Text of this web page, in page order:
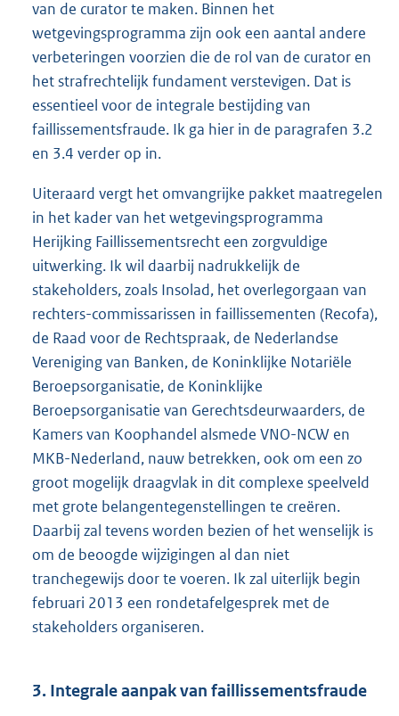
van de curator te maken. Binnen het
wetgevingsprogramma zijn ook een aantal andere
verbeteringen voorzien die de rol van de curator en
het strafrechtelijk fundament verstevigen. Dat is
essentieel voor de integrale bestijding van
faillissementsfraude. Ik ga hier in de paragrafen 3.2
en 3.4 verder op in.
Uiteraard vergt het omvangrijke pakket maatregelen
in het kader van het wetgevingsprogramma
Herijking Faillissementsrecht een zorgvuldige
uitwerking. Ik wil daarbij nadrukkelijk de
stakeholders, zoals Insolad, het overlegorgaan van
rechters-commissarissen in faillissementen (Recofa),
de Raad voor de Rechtspraak, de Nederlandse
Vereniging van Banken, de Koninklijke Notariële
Beroepsorganisatie, de Koninklijke
Beroepsorganisatie van Gerechtsdeurwaarders, de
Kamers van Koophandel alsmede VNO-NCW en
MKB-Nederland, nauw betrekken, ook om een zo
groot mogelijk draagvlak in dit complexe speelveld
met grote belangentegenstellingen te creëren.
Daarbij zal tevens worden bezien of het wenselijk is
om de beoogde wijzigingen al dan niet
tranchegewijs door te voeren. Ik zal uiterlijk begin
februari 2013 een rondetafelgesprek met de
stakeholders organiseren.
3. Integrale aanpak van faillissementsfraude